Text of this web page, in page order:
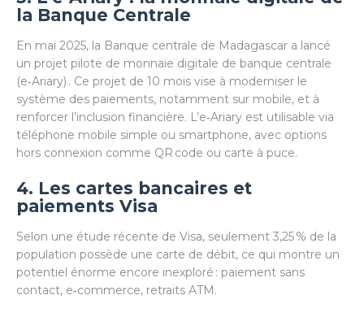
la Banque Centrale
En mai 2025, la Banque centrale de Madagascar a lancé
un projet pilote de monnaie digitale de banque centrale
(e‑Ariary) . Ce projet de 10 mois vise à moderniser le
système des paiements, notamment sur mobile, et à
renforcer l’inclusion financière. L’e‑Ariary est utilisable via
téléphone mobile simple ou smartphone, avec options
hors connexion comme QR code ou carte à puce.
4. Les cartes bancaires et
paiements Visa
Selon une étude récente de Visa, seulement 3,25 % de la
population possède une carte de débit, ce qui montre un
potentiel énorme encore inexploré : paiement sans
contact, e‑commerce, retraits ATM.